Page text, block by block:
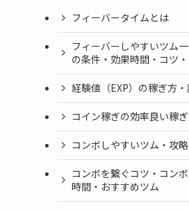
フィーバータイムとは
フィーバーしやすいツム
の条件・効果時間・コツ
経験値（EXP）の稼ぎ方
コイン稼ぎの効率良い稼
コンボしやすいツム・攻
コンボを繋ぐコツ・コン
時間・おすすめツム